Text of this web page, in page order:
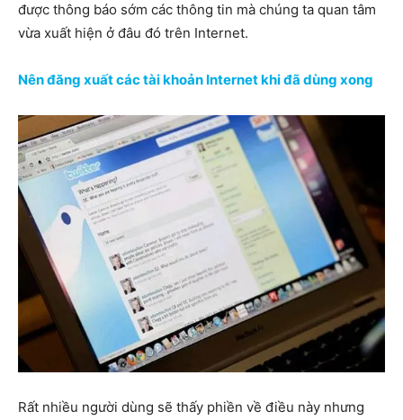
được thông báo sớm các thông tin mà chúng ta quan tâm
vừa xuất hiện ở đâu đó trên Internet.
Nên đăng xuất các tài khoản Internet khi đã dùng xong
Rất nhiều người dùng sẽ thấy phiền về điều này nhưng